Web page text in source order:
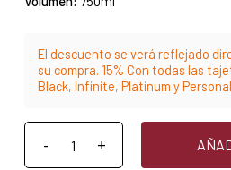
El descuento se verá reflejado
su compra. 15% Con todas las
Black, Infinite, Platinum y